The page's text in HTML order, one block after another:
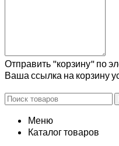
Отправить "корзину" по
Ваша ссылка на корзину
Меню
Каталог товаров